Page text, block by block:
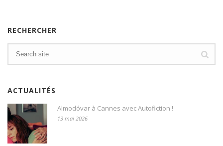
RECHERCHER
ACTUALITÉS
Almodóvar à Cannes avec Autofiction !
13 mai 2026